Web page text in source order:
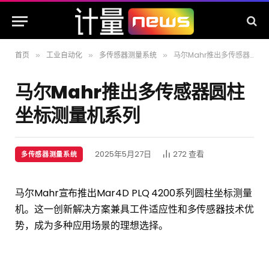
首页 » 工业自动化 » 多传感器测量系统 » 马尔Mahr推出多传感器圆柱坐标测量机系列
马尔Mahr推出多传感器圆柱
坐标测量机系列
多传感器测量系统 2025年5月27日 272查看
马尔Mahr宣布推出Mar4D PLQ 4200系列圆柱坐标测量
机。这一创新解决方案兼具工件适应性和多传感器技术优
势，成为多种应用场景的理想选择。